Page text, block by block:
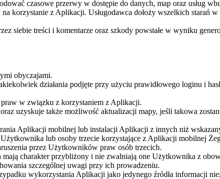
czasowe przerwy w dostępie do danych, map oraz usług
korzystanie z Aplikacji. Usługodawca dołoży wszelkich starań
siebie treści i komentarze oraz szkody powstałe w wyniku
obyczajami.
działania podjęte przy użyciu prawidłowego loginu i
w związku z korzystaniem z Aplikacji.
uzyskuje także możliwość aktualizacji mapy, jeśli takowa
Aplikacji mobilnej lub instalacji Aplikacji z innych niż
lub osoby trzecie korzystające z Aplikacji mobilnej
przez Użytkowników praw osób trzecich.
charakter przybliżony i nie zwalniają one Użytkownika z
szczególnej uwagi przy ich prowadzeniu.
wykorzystania Aplikacji jako jedynego źródła informacji